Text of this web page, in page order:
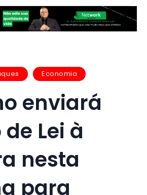
Economia
enviará
Lei à
nesta
para